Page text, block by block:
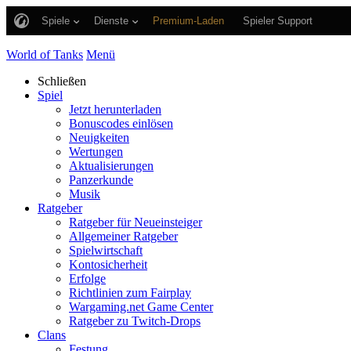
Spiele Dienste Premium-Laden Spieler Support
World of Tanks Menü
Schließen
Spiel
Jetzt herunterladen
Bonuscodes einlösen
Neuigkeiten
Wertungen
Aktualisierungen
Panzerkunde
Musik
Ratgeber
Ratgeber für Neueinsteiger
Allgemeiner Ratgeber
Spielwirtschaft
Kontosicherheit
Erfolge
Richtlinien zum Fairplay
Wargaming.net Game Center
Ratgeber zu Twitch-Drops
Clans